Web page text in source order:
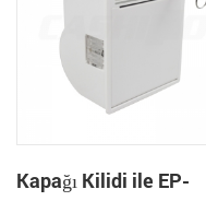
Kapağı Kilidi ile EP-